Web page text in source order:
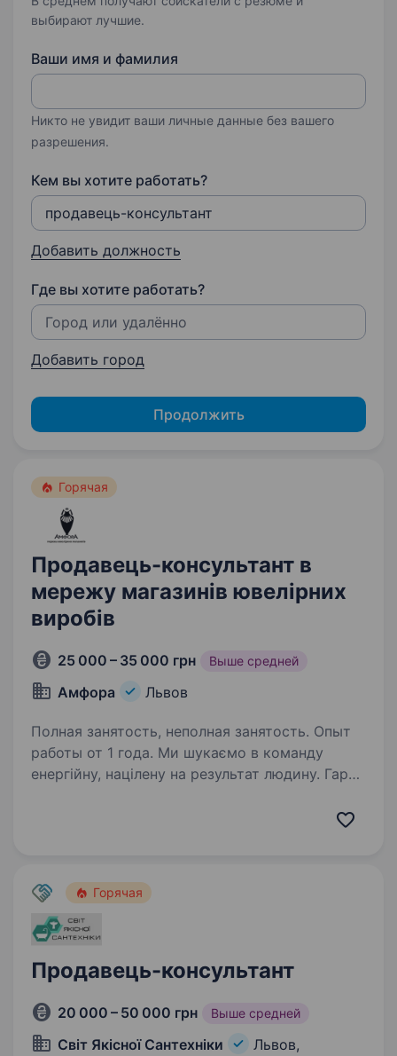
выбирают лучшие.
Ваши имя и фамилия
Никто не увидит ваши личные данные без вашего
разрешения.
Кем вы хотите работать?
Добавить должность
Где вы хотите работать?
Добавить город
Продолжить
Горячая
Продавець-консультант в
мережу магазинів ювелірних
виробів
25 000 – 35 000 грн Выше средней
Амфора Львов
Полная занятость, неполная занятость. Опыт
работы от 1 года. Ми шукаємо в команду
енергійну, націлену на результат людину. Гарні
консультанта…
Горячая
Продавець-консультант
20 000 – 50 000 грн Выше средней
Світ Якісної Сантехніки
Львов,